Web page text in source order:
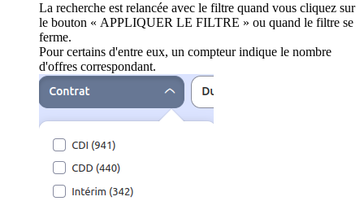
La recherche est relancée avec le filtre quand vous cliquez sur
le bouton « APPLIQUER LE FILTRE » ou quand le filtre se
ferme.
Pour certains d'entre eux, un compteur indique le nombre
d'offres correspondant.